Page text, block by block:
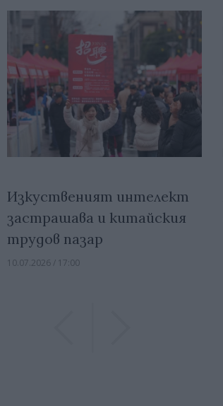
Изкуственият интелект
застрашава и китайския
трудов пазар
10.07.2026 / 17:00